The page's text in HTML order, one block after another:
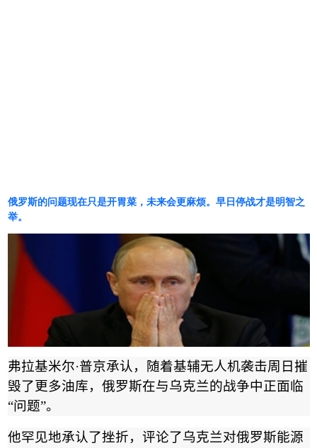
俄罗斯的问题现在只是开胃菜，未来会更麻烦。早日停战才是明智之
举。
弗拉基米尔·普京承认，随着基辅无人机袭击周日摧
毁了更多油库，俄罗斯在与乌克兰的战争中正面临
“问题”。
他罕见地承认了挫折，评论了乌克兰对俄罗斯能源